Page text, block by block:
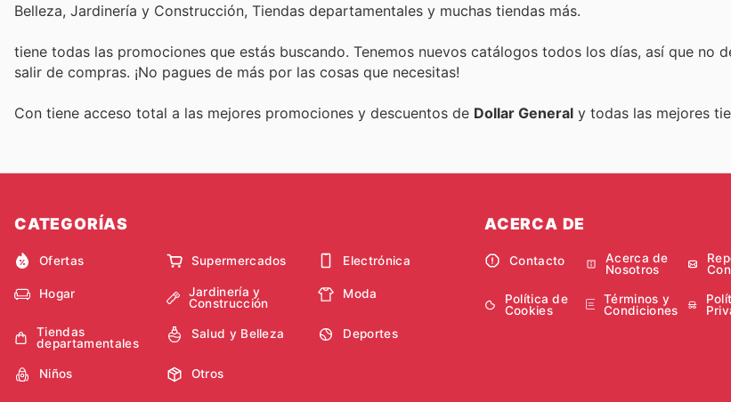
Belleza, Jardinería y Construcción, Tiendas departamentales y muchas tiendas más.
tiene todas las promociones que estás buscando. Tenemos nuevos catálogos todos los días, así que no
salir de compras. ¡No pagues de más por las cosas que necesitas!
Con tiene acceso total a las mejores promociones y descuentos de Dollar General y todas las mejores
CATEGORÍAS
Ofertas Supermercados Electrónica
Hogar
Jardinería y
Construcción
Moda
Tiendas
departamentales
Salud y Belleza Deportes
Niños Otros
ACERCA DE
Contacto
Acerca de
Nosotros
Política de
Cookies
Términos y
Condiciones